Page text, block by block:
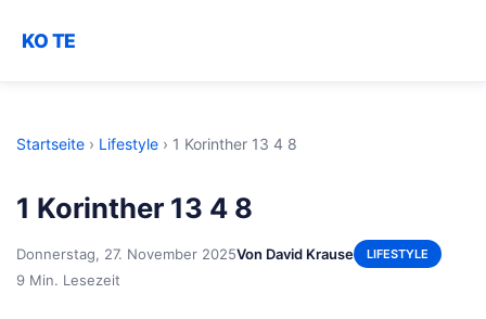
KO TE
Startseite › Lifestyle › 1 Korinther 13 4 8
1 Korinther 13 4 8
Donnerstag, 27. November 2025Von David Krause LIFESTYLE
9 Min. Lesezeit